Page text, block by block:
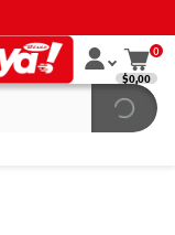
0
$0,00